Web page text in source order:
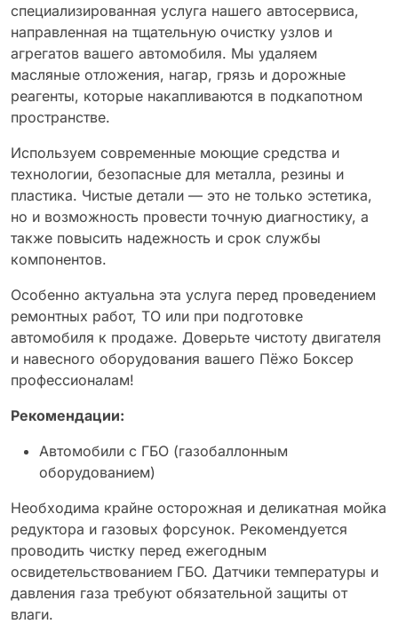
специализированная услуга нашего автосервиса,
направленная на тщательную очистку узлов и
агрегатов вашего автомобиля. Мы удаляем
масляные отложения, нагар, грязь и дорожные
реагенты, которые накапливаются в подкапотном
пространстве.
Используем современные моющие средства и
технологии, безопасные для металла, резины и
пластика. Чистые детали — это не только эстетика,
но и возможность провести точную диагностику, а
также повысить надежность и срок службы
компонентов.
Особенно актуальна эта услуга перед проведением
ремонтных работ, ТО или при подготовке
автомобиля к продаже. Доверьте чистоту двигателя
и навесного оборудования вашего Пёжо Боксер
профессионалам!
Рекомендации:
Автомобили с ГБО (газобаллонным
оборудованием)
Необходима крайне осторожная и деликатная мойка
редуктора и газовых форсунок. Рекомендуется
проводить чистку перед ежегодным
освидетельствованием ГБО. Датчики температуры и
давления газа требуют обязательной защиты от
влаги.